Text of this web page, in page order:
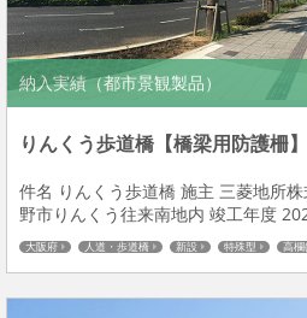
納入実績（都市景観製品）
りんくう歩道橋【橋梁用防護柵】
件名 りんくう歩道橋 施主 三菱地所
野市りんくう往来南地内 竣工年度
大阪府 人道・歩道橋 新設 特殊型 高欄